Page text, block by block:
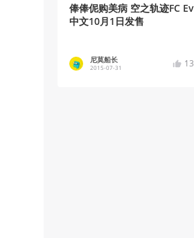
俸俸伲购美病 空之轨迹FC
中文10月1日发售
尼莫船长
2015-07-31 13